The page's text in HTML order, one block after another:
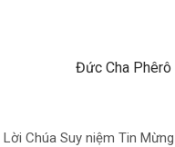
Đức Cha Phêrô
Lời Chúa Suy niệm Tin Mừng